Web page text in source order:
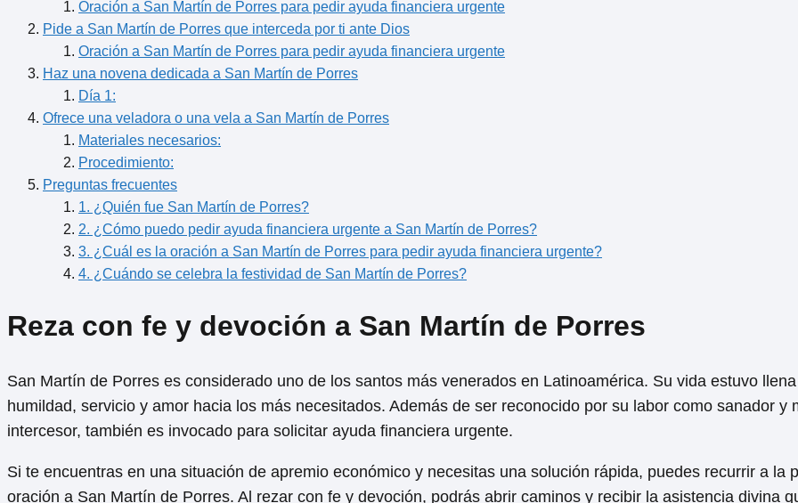
Oración a San Martín de Porres para pedir ayuda financiera urgente
Pide a San Martín de Porres que interceda por ti ante Dios
Oración a San Martín de Porres para pedir ayuda financiera urgente
Haz una novena dedicada a San Martín de Porres
Día 1:
Ofrece una veladora o una vela a San Martín de Porres
Materiales necesarios:
Procedimiento:
Preguntas frecuentes
1. ¿Quién fue San Martín de Porres?
2. ¿Cómo puedo pedir ayuda financiera urgente a San Martín de Porres?
3. ¿Cuál es la oración a San Martín de Porres para pedir ayuda financiera urgente?
4. ¿Cuándo se celebra la festividad de San Martín de Porres?
Reza con fe y devoción a San Martín de Porres
San Martín de Porres es considerado uno de los santos más venerados en Latinoamérica. Su vida estuvo
humildad, servicio y amor hacia los más necesitados. Además de ser reconocido por su labor como sanador y
intercesor, también es invocado para solicitar ayuda financiera urgente.
Si te encuentras en una situación de apremio económico y necesitas una solución rápida, puedes recurrir a la
oración a San Martín de Porres. Al rezar con fe y devoción, podrás abrir caminos y recibir la asistencia divina